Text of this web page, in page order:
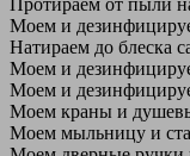
Протираем от пыли
Моем и
Натираем до блеска
Моем и
Моем и
Моем краны и
Моем мыльницу и